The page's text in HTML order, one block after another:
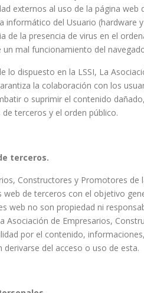
externos al uso de la página
informático del Usuario
de la presencia de virus en el
un mal funcionamiento del
lo dispuesto en la LSSI, La
la colaboración con los
o suprimir el contenido
terceros y el orden público.
terceros.
Constructores y Promotores
web de terceros con el objetivo
web no son propiedad ni
Asociación de Empresarios,
por el contenido,
derivarse del acceso o uso de esta.